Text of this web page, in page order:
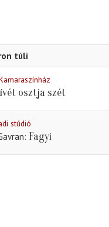
túli
osztja szét
stúdió
Fagyi